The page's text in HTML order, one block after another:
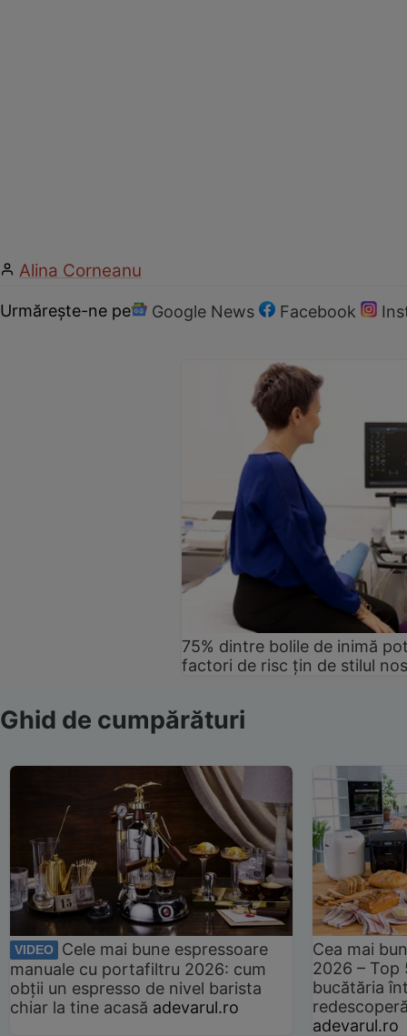
Alina Corneanu
Urmărește-ne pe Google News Facebook
75% dintre bolile de inimă
factori de risc țin de stilul
Ghid de cumpărături
VIDEO
Cele mai bune espressoare
manuale cu portafiltru 2026: cum
obții un espresso de nivel barista
chiar la tine acasă adevarul.ro
Cea mai
2026 –
bucătăria
adevarul.ro